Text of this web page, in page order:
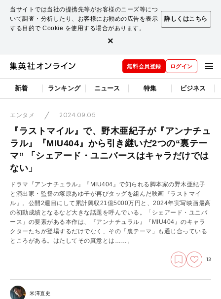
当サイトでは当社の提携先等がお客様のニーズ等につ
いて調査・分析したり、お客様にお勧めの広告を表示
する目的で Cookie を使用する場合があります。
詳しくはこちら
×
無料会員登録 ログイン
新着 ランキング ニュース 特集 ビジネス
エンタメ 2024.09.05
『ラストマイル』で、野木亜紀子が『アンナチュ
ラル』『MIU404』から引き継いだ2つの“裏テー
マ” 「シェアード・ユニバースはキャラだけでは
ない」
ドラマ『アンナチュラル』『MIU404』で知られる脚本家の野木亜紀子
と演出家・監督の塚原あゆ子が再びタッグを組んだ映画『ラストマイ
ル』。公開2週目にして累計興収21億5000万円と、2024年実写映画最高
の初動成績となるなど大きな話題を呼んでいる。「シェアード・ユニバ
ース」の要素がある本作は、『アンナチュラル』『MIU404』のキャラ
クターたちが登場するだけでなく、その「裏テーマ」も通じ合っている
ところがある。はたしてその真意とは……。
13
米澤直史